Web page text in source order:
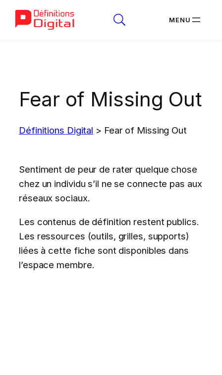
Fear of Missing Out
Définitions Digital > Fear of Missing Out
Sentiment de peur de rater quelque chose
chez un individu s’il ne se connecte pas aux
réseaux sociaux.
Les contenus de définition restent publics.
Les ressources (outils, grilles, supports)
liées à cette fiche sont disponibles dans
l’espace membre.